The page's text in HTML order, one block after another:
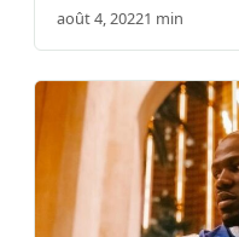
août 4, 20221 min